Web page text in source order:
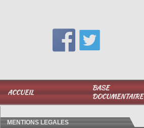
ACCUEIL
BASE
DOCUMENTAIRE
06 51 040 025
MENTIONS LEGALES